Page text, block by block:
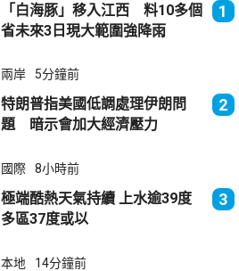
「白海豚」移入江西 料10多個
省未來3日現大範圍強降雨
1
兩岸 5分鐘前
特朗普指美國低調處理伊朗問
題 暗示會加大經濟壓力
2
國際 8小時前
極端酷熱天氣持續 上水逾39度
多區37度或以
3
本地 14分鐘前